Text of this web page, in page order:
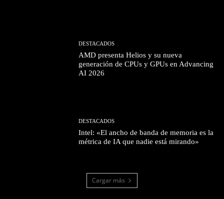
DESTACADOS
AMD presenta Helios y su nueva
generación de CPUs y GPUs en Advancing
AI 2026
DESTACADOS
Intel: «El ancho de banda de memoria es la
métrica de IA que nadie está mirando»
Cargar más